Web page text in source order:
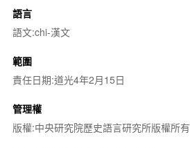
語言
語文:chi-漢文
範圍
責任日期:道光4年2月15日
管理權
版權:中央研究院歷史語言研究所版權所有